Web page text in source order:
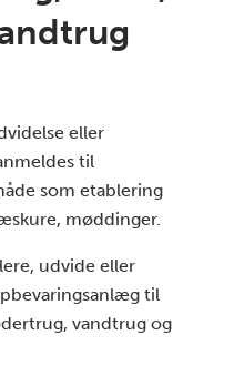
eller
til
som etablering
møddinger.
udvide eller
til
vandtrug og